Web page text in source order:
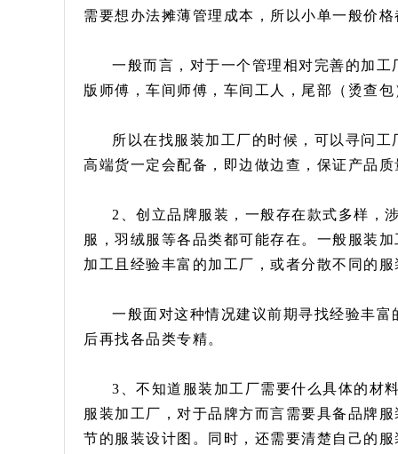
需要想办法摊薄管理成本，所以小单一般价
一般而言，对于一个管理相对完善的加
版师傅，车间师傅，车间工人，尾部（烫查包
所以在找服装加工厂的时候，可以寻问
高端货一定会配备，即边做边查，保证产品
2、创立品牌服装，一般存在款式多样，
服，羽绒服等各品类都可能存在。一般服装
加工且经验丰富的加工厂，或者分散不同的
一般面对这种情况建议前期寻找经验丰
后再找各品类专精。
3、不知道服装加工厂需要什么具体的材
服装加工厂，对于品牌方而言需要具备品牌
节的服装设计图。同时，还需要清楚自己的